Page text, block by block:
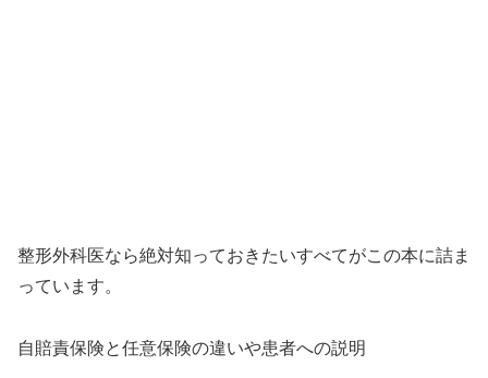
整形外科医なら絶対知っておきたいすべてがこの本に詰ま
っています。
自賠責保険と任意保険の違いや患者への説明